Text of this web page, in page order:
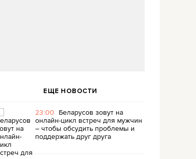
ЕЩЕ НОВОСТИ
23:00 Беларусов зовут на
онлайн-цикл встреч для мужчин
– чтобы обсудить проблемы и
поддержать друг друга